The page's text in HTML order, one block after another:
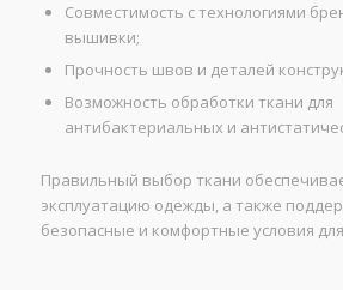
Совместимость с технологиями
вышивки;
Прочность швов и деталей
Возможность обработки ткани для
антибактериальных и
Правильный выбор ткани
эксплуатацию одежды, а также
безопасные и комфортные условия